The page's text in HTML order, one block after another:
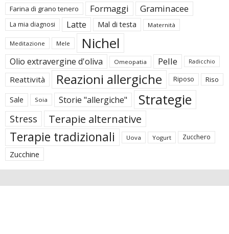
Farina di grano tenero Formaggi Graminacee
La mia diagnosi Latte Mal di testa Maternità
Meditazione Mele Nichel
Olio extravergine d'oliva Omeopatia Pelle Radicchio
Reattività Reazioni allergiche Riposo Riso
Sale Soia Storie "allergiche" Strategie
Stress Terapie alternative
Terapie tradizionali Uova Yogurt Zucchero
Zucchine